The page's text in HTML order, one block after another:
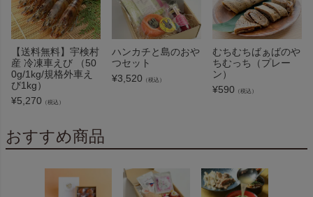
【送料無料】宇検村
産 冷凍車えび （50
0g/1kg/規格外車え
び1kg）
¥5,270 （税込）
ハンカチと島のおや
つセット
¥3,520 （税込）
むちむちばぁばのや
ちむっち（プレー
ン）
¥590 （税込）
おすすめ商品